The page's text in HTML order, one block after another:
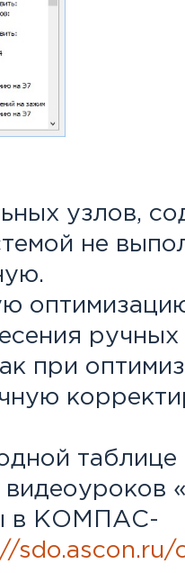
узлов,
не
при
в КОМПАС-
sdo.ascon.ru/